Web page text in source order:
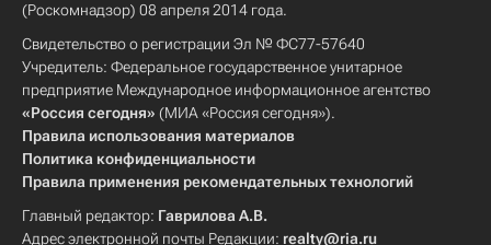
(Роскомнадзор) 08 апреля 2014 года.
Свидетельство о регистрации Эл № ФС77-57640
Учредитель: Федеральное государственное унитарное
предприятие Международное информационное агентство
«Россия сегодня» (МИА «Россия сегодня»).
Правила использования материалов
Политика конфиденциальности
Правила применения рекомендательных технологий
Главный редактор: Гаврилова А.В.
Адрес электронной почты Редакции: realty@ria.ru